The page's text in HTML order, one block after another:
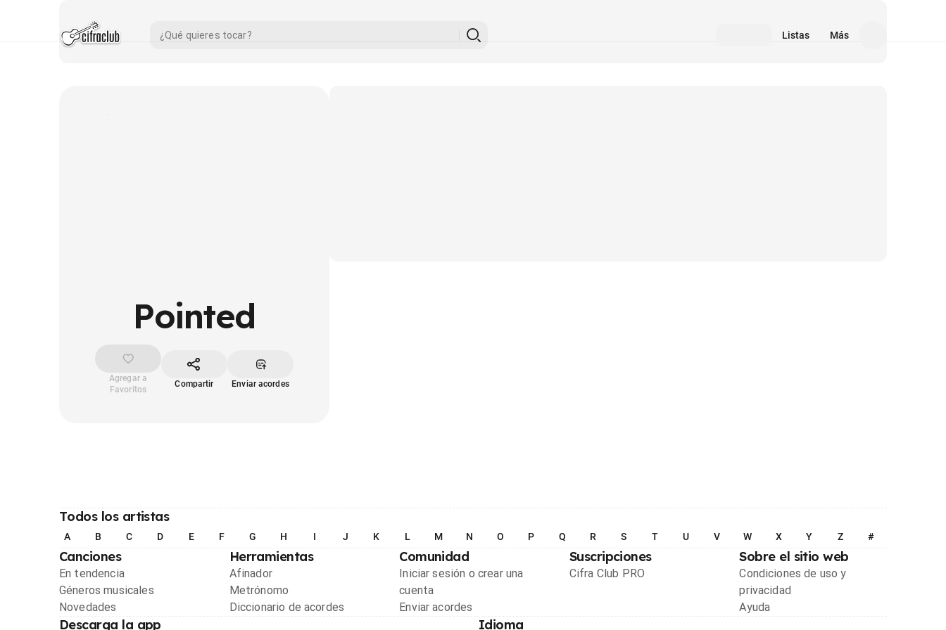
Listas Más
Pointed
Agregar a
Favoritos
Compartir Enviar acordes
Todos los artistas
A B C D E F G H I J K L M N O P Q R S T U V W X Y Z #
Canciones
En tendencia
Géneros musicales
Novedades
Herramientas
Afinador
Metrónomo
Diccionario de acordes
Comunidad
Iniciar sesión o crear una
cuenta
Enviar acordes
Suscripciones
Cifra Club PRO
Sobre el sitio web
Condiciones de uso y
privacidad
Ayuda
Descarga la app Idioma